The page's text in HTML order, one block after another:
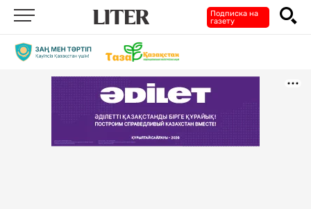
Подписка на
газету